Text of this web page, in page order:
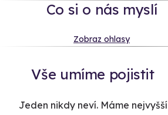
Co si o nás myslí
Zobraz ohlasy
Vše umíme pojistit
Jeden nikdy neví. Máme nejvyšší